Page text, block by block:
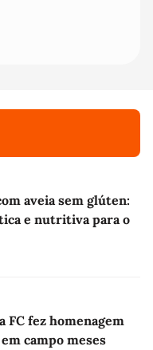
aveia sem glúten:
e nutritiva para o
FC fez homenagem
campo meses